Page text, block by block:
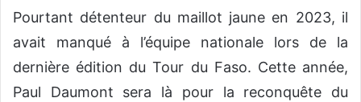
Pourtant détenteur du maillot jaune en 2023, il
avait manqué à l’équipe nationale lors de la
dernière édition du Tour du Faso. Cette année,
Paul Daumont sera là pour la reconquête du